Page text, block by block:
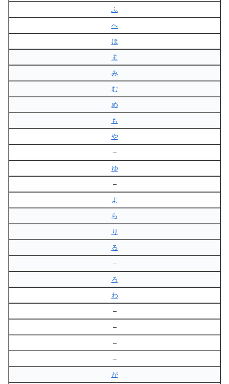
ふ
へ
ほ
ま
み
む
め
も
や
–
ゆ
–
よ
ら
り
る
–
ろ
わ
–
–
–
–
が